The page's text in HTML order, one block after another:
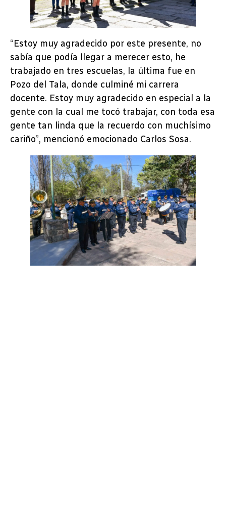
“Estoy muy agradecido por este presente, no
sabía que podía llegar a merecer esto, he
trabajado en tres escuelas, la última fue en
Pozo del Tala, donde culminé mi carrera
docente. Estoy muy agradecido en especial a la
gente con la cual me tocó trabajar, con toda esa
gente tan linda que la recuerdo con muchísimo
cariño”, mencionó emocionado Carlos Sosa.